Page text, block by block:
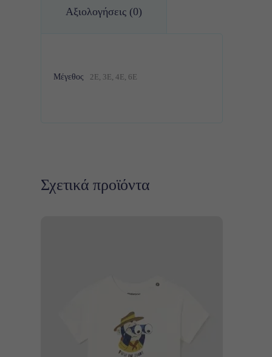
Αξιολογήσεις (0)
Μέγεθος 2Ε, 3Ε, 4Ε, 6Ε
Σχετικά προϊόντα
Επιλογή